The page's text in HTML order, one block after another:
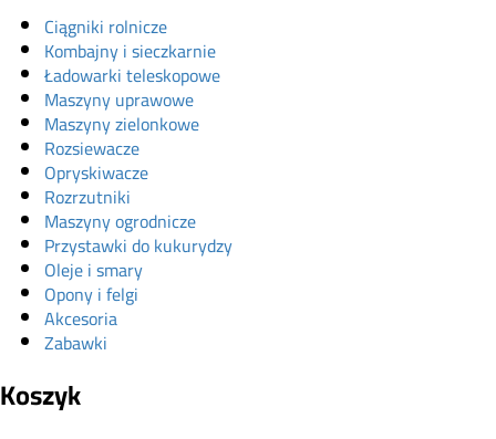
Ciągniki rolnicze
Kombajny i sieczkarnie
Ładowarki teleskopowe
Maszyny uprawowe
Maszyny zielonkowe
Rozsiewacze
Opryskiwacze
Rozrzutniki
Maszyny ogrodnicze
Przystawki do kukurydzy
Oleje i smary
Opony i felgi
Akcesoria
Zabawki
Koszyk